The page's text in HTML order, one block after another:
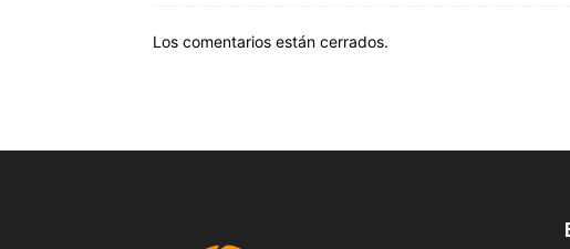
Los comentarios están cerrados.